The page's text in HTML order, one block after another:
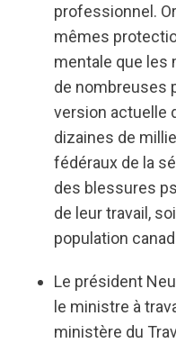
professionnel.
mêmes
mentale que les
de nombreuses
version actuelle
dizaines de
fédéraux de la
des blessures
de leur travail,
population
Le président
le ministre à
ministère du